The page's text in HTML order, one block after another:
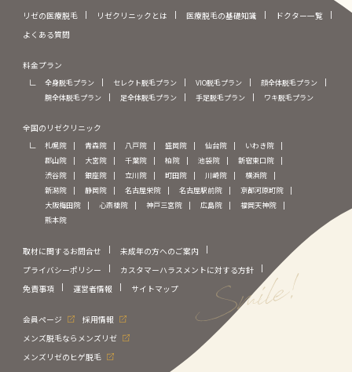
リゼの医療脱毛 リゼクリニックとは 医療脱毛の基礎知識
ドクター一覧
よくある質問
料金プラン
全身脱毛プラン
セレクト脱毛プラン VIO脱毛プラン
顔全体脱毛プラン
腕全体脱毛プラン
足全体脱毛プラン 手足脱毛プラン ワキ脱毛プラン
全国のリゼクリニック
札幌院
青森院 八戸院 盛岡院 仙台院
いわき院
郡山院
大宮院 千葉院 柏院 池袋院
新宿東口院
渋谷院
銀座院 立川院 町田院 川崎院
横浜院
新潟院
静岡院 名古屋栄院 名古屋駅前院
京都河原町院
大阪梅田院
心斎橋院 神戸三宮院 広島院
福岡天神院
熊本院
取材に関するお問合せ
未成年の方へのご案内
プライバシーポリシー
カスタマーハラスメントに対する方針
免責事項
運営者情報 サイトマップ
会員ページ
採用情報
メンズ脱毛ならメンズリゼ
メンズリゼのヒゲ脱毛